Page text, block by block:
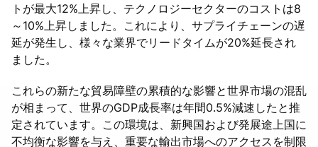
トが最大12%上昇し、テクノロジーセクターのコストは8
～10%上昇しました。これにより、サプライチェーンの遅
延が発生し、様々な業界でリードタイムが20%延長され
ました。
これらの新たな貿易障壁の累積的な影響と世界市場の混乱
が相まって、世界のGDP成長率は年間0.5%減速したと推
定されています。この環境は、新興国および発展途上国に
不均衡な影響を与え、重要な輸出市場へのアクセスを制限